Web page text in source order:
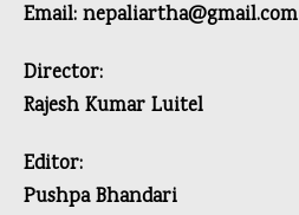
Email: nepaliartha@gmail.com
Director:
Rajesh Kumar Luitel
Editor:
Pushpa Bhandari